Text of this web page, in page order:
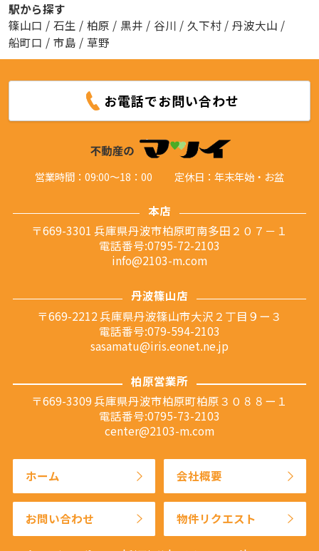
駅から探す
篠山口 / 石生 / 柏原 / 黒井 / 谷川 / 久下村 / 丹波大山 /
船町口 / 市島 / 草野
お電話でお問い合わせ
営業時間：09:00～18：00 定休日：年末年始・お盆
本店
〒669-3301 兵庫県丹波市柏原町南多田２０７－１
電話番号:0795-72-2103
info@2103-m.com
丹波篠山店
〒669-2212 兵庫県丹波篠山市大沢２丁目９ー３
電話番号:079-594-2103
sasamatu@iris.eonet.ne.jp
柏原営業所
〒669-3309 兵庫県丹波市柏原町柏原３０８８ー１
電話番号:0795-73-2103
center@2103-m.com
ホーム 会社概要
お問い合わせ 物件リクエスト